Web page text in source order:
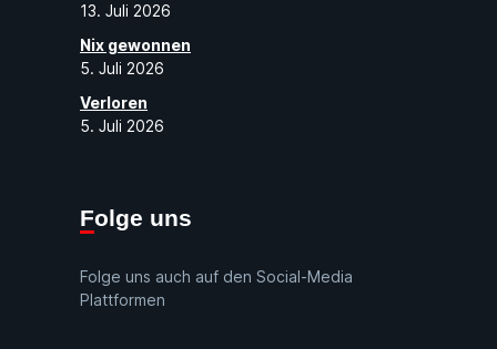
13. Juli 2026
Nix gewonnen
5. Juli 2026
Verloren
5. Juli 2026
Folge uns
Folge uns auch auf den Social-Media
Plattformen